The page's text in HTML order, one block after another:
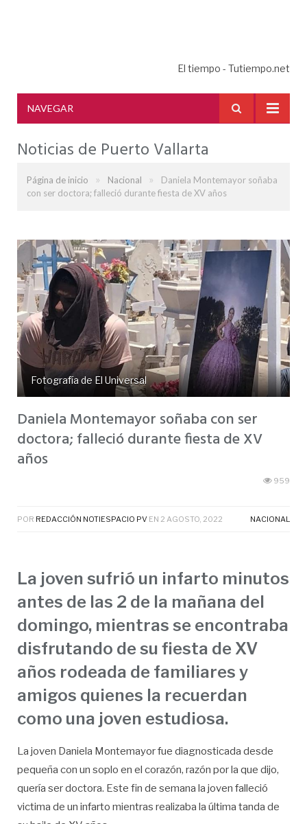
El tiempo - Tutiempo.net
NAVEGAR
Noticias de Puerto Vallarta
Página de inicio » Nacional »
Daniela Montemayor soñaba
con ser doctora; falleció durante fiesta de XV años
Fotografía de El Universal
Daniela Montemayor soñaba con ser
doctora; falleció durante fiesta de XV
años
959
POR REDACCIÓN NOTIESPACIO PV EN 2 AGOSTO, 2022 NACIONAL
La joven sufrió un infarto minutos
antes de las 2 de la mañana del
domingo, mientras se encontraba
disfrutando de su fiesta de XV
años rodeada de familiares y
amigos quienes la recuerdan
como una joven estudiosa.
La joven Daniela Montemayor fue diagnosticada desde
pequeña con un soplo en el corazón, razón por la que dijo,
quería ser doctora. Este fin de semana la joven falleció
victima de un infarto mientras realizaba la última tanda de